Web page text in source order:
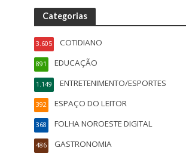
Categorias
COTIDIANO
3.605
EDUCAÇÃO
891
ENTRETENIMENTO/ESPORTES
1.149
ESPAÇO DO LEITOR
392
FOLHA NOROESTE DIGITAL
368
GASTRONOMIA
486